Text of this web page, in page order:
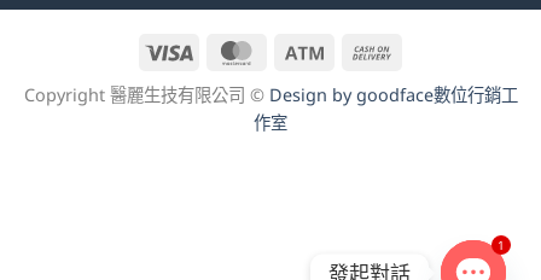
Visa MasterCard
Atm
Delivery
Copyright 醫麗生技有限公司 © Design by goodface數位行銷工
作室
發起對話
1